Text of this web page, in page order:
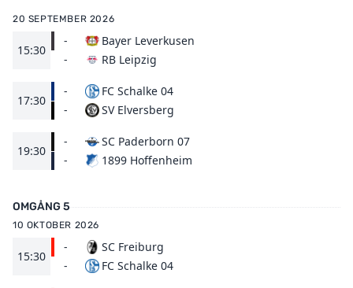
20 SEPTEMBER 2026
15:30
-
-
Bayer Leverkusen
RB Leipzig
17:30
-
-
FC Schalke 04
SV Elversberg
19:30
-
-
SC Paderborn 07
1899 Hoffenheim
OMGÅNG 5
10 OKTOBER 2026
15:30
-
-
SC Freiburg
FC Schalke 04